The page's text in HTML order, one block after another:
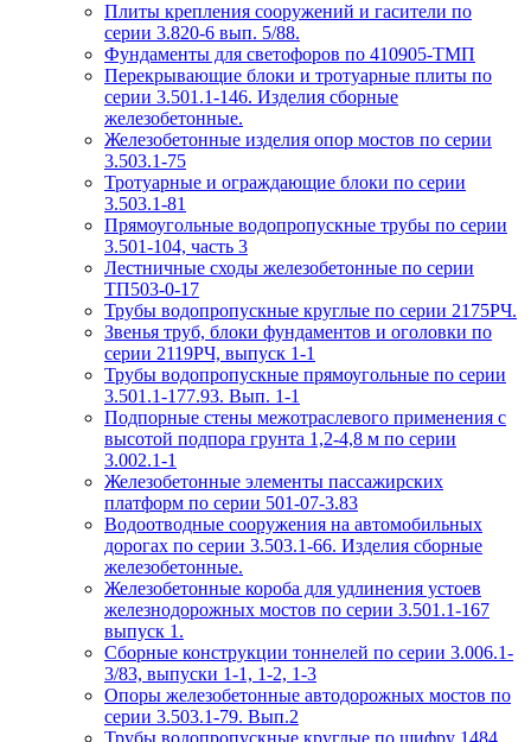
Плиты крепления сооружений и гасители по
серии 3.820-6 вып. 5/88.
Фундаменты для светофоров по 410905-ТМП
Перекрывающие блоки и тротуарные плиты по
серии 3.501.1-146. Изделия сборные
железобетонные.
Железобетонные изделия опор мостов по серии
3.503.1-75
Тротуарные и ограждающие блоки по серии
3.503.1-81
Прямоугольные водопропускные трубы по серии
3.501-104, часть 3
Лестничные сходы железобетонные по серии
ТП503-0-17
Трубы водопропускные круглые по серии 2175РЧ.
Звенья труб, блоки фундаментов и оголовки по
серии 2119РЧ, выпуск 1-1
Трубы водопропускные прямоугольные по серии
3.501.1-177.93. Вып. 1-1
Подпорные стены межотраслевого применения с
высотой подпора грунта 1,2-4,8 м по серии
3.002.1-1
Железобетонные элементы пассажирских
платформ по серии 501-07-3.83
Водоотводные сооружения на автомобильных
дорогах по серии 3.503.1-66. Изделия сборные
железобетонные.
Железобетонные короба для удлинения устоев
железнодорожных мостов по серии 3.501.1-167
выпуск 1.
Сборные конструкции тоннелей по серии 3.006.1-
3/83, выпуски 1-1, 1-2, 1-3
Опоры железобетонные автодорожных мостов по
серии 3.503.1-79. Вып.2
Трубы водопропускные круглые по шифру 1484.